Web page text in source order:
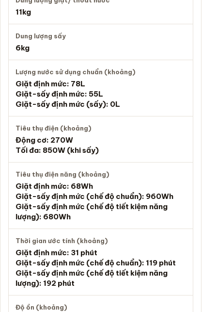
11kg
Dung lượng sấy
6kg
Lượng nước sử dụng chuẩn (khoảng)
Giặt định mức: 78L
Giặt-sấy định mức: 55L
Giặt-sấy định mức (sấy): 0L
Tiêu thụ điện (khoảng)
Động cơ: 270W
Tối đa: 850W (khi sấy)
Tiêu thụ điện năng (khoảng)
Giặt định mức: 68Wh
Giặt-sấy định mức (chế độ chuẩn): 960Wh
Giặt-sấy định mức (chế độ tiết kiệm năng
lượng): 680Wh
Thời gian ước tính (khoảng)
Giặt định mức: 31 phút
Giặt-sấy định mức (chế độ chuẩn): 119 phút
Giặt-sấy định mức (chế độ tiết kiệm năng
lượng): 192 phút
Độ ồn (khoảng)